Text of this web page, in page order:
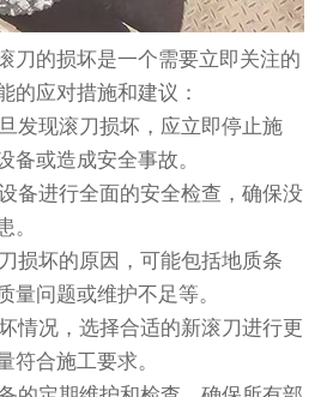
刀的损坏是一个需要立即关注的
的应对措施和建议：
发现滚刀损坏，应立即停止施
备或造成安全事故。
备进行全面的安全检查，确保没
。
损坏的原因，可能包括地质条
量问题或维护不足等。
情况，选择合适的新滚刀进行更
符合施工要求。